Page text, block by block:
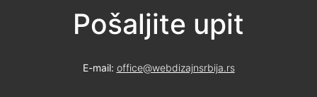
Pošaljite upit
E-mail: office@webdizajnsrbija.rs